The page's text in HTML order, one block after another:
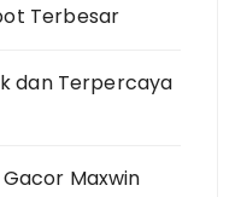
Terbesar
dan Terpercaya
Maxwin